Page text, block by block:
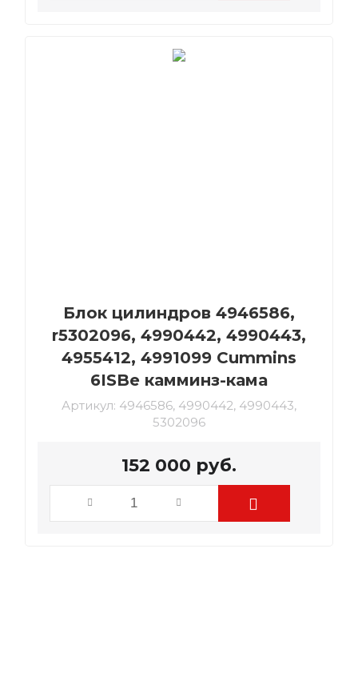
Блок цилиндров 4946586,
r5302096, 4990442, 4990443,
4955412, 4991099 Cummins
6ISBe камминз-кама
Артикул: 4946586, 4990442, 4990443,
5302096
152 000 руб.